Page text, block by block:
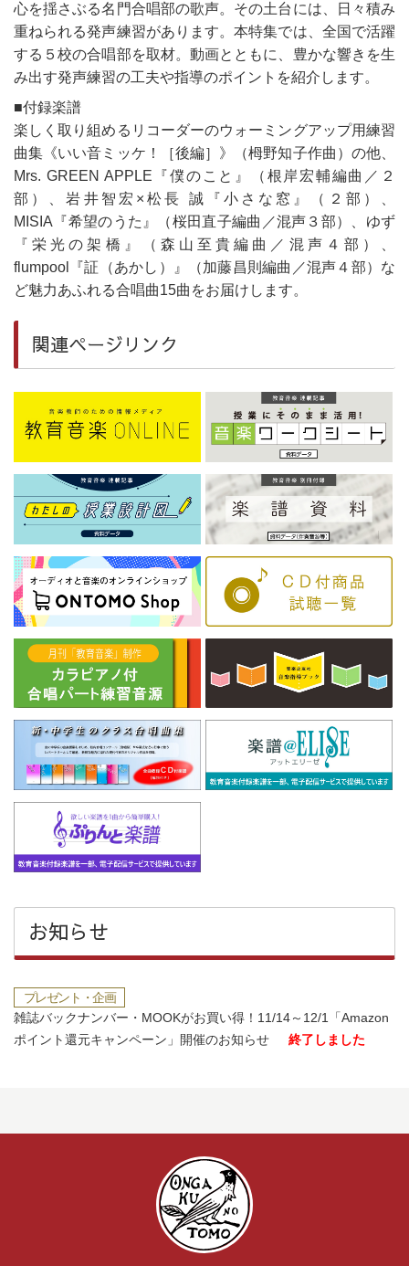
心を揺さぶる名門合唱部の歌声。その土台には、日々積み
重ねられる発声練習があります。本特集では、全国で活躍
する５校の合唱部を取材。動画とともに、豊かな響きを生
み出す発声練習の工夫や指導のポイントを紹介します。
■付録楽譜
楽しく取り組めるリコーダーのウォーミングアップ用練習
曲集《いい音ミッケ！［後編］》（栂野知子作曲）の他、
Mrs. GREEN APPLE『僕のこと』（根岸宏輔編曲／２
部）、岩井智宏×松長 誠『小さな窓』（２部）、
MISIA『希望のうた』（桜田直子編曲／混声３部）、ゆず
『栄光の架橋』（森山至貴編曲／混声４部）、
flumpool『証（あかし）』（加藤昌則編曲／混声４部）な
ど魅力あふれる合唱曲15曲をお届けします。
関連ページリンク
お知らせ
プレゼント・企画
雑誌バックナンバー・MOOKがお買い得！11/14～12/1「Amazon
ポイント還元キャンペーン」開催のお知らせ
終了しました